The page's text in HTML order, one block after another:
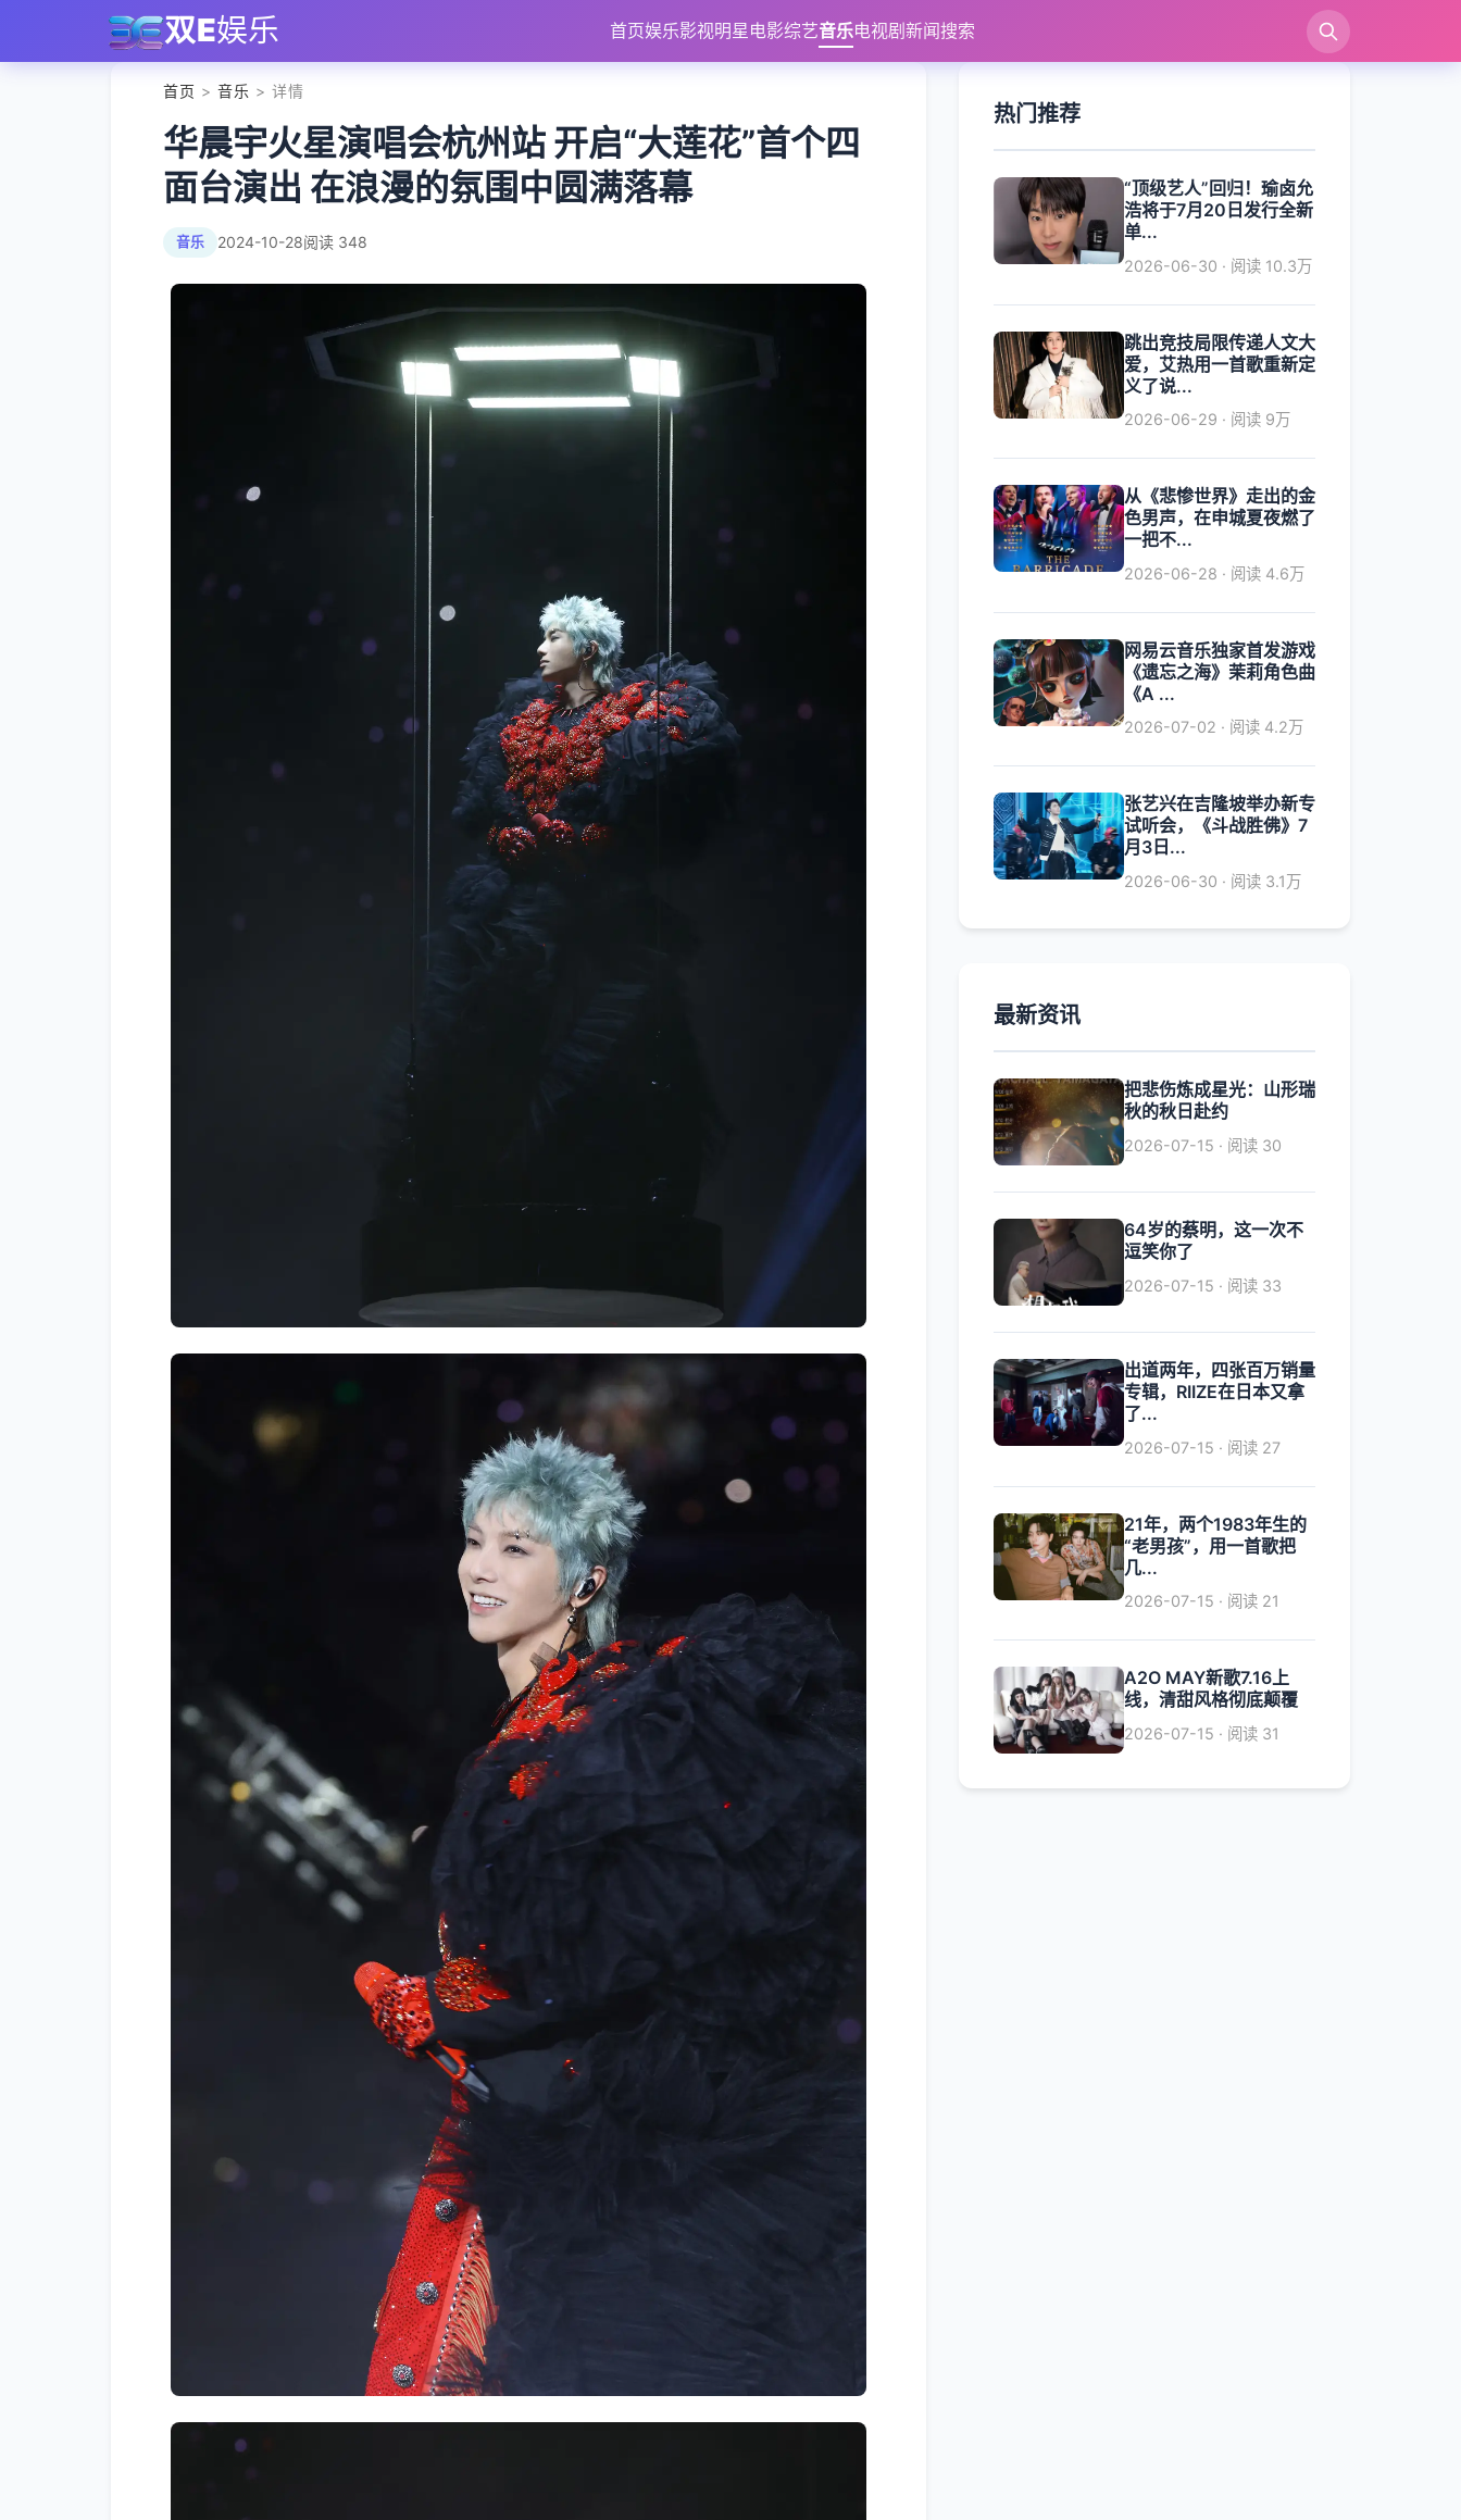
双E娱乐 首页娱乐影视明星 电影综艺音乐电视剧 新闻搜索
首页 > 音乐 > 详情
华晨宇火星演唱会杭州站 开启“大莲花”首个四
面台演出 在浪漫的氛围中圆满落幕
音乐 2024-10-28阅读 348
热门推荐
“顶级艺人”回归！瑜卤允
浩将于7月20日发行全新
单...
2026-06-30 · 阅读 10.3万
跳出竞技局限传递人文大
爱，艾热用一首歌重新定
义了说...
2026-06-29 · 阅读 9万
从《悲惨世界》走出的金
色男声，在申城夏夜燃了
一把不...
2026-06-28 · 阅读 4.6万
网易云音乐独家首发游戏
《遗忘之海》茉莉角色曲
《A ...
2026-07-02 · 阅读 4.2万
张艺兴在吉隆坡举办新专
试听会，《斗战胜佛》7
月3日...
2026-06-30 · 阅读 3.1万
最新资讯
把悲伤炼成星光：山形瑞
秋的秋日赴约
2026-07-15 · 阅读 30
64岁的蔡明，这一次不
逗笑你了
2026-07-15 · 阅读 33
出道两年，四张百万销量
专辑，RIIZE在日本又拿
了...
2026-07-15 · 阅读 27
21年，两个1983年生的
“老男孩”，用一首歌把
几...
2026-07-15 · 阅读 21
A2O MAY新歌7.16上
线，清甜风格彻底颠覆
2026-07-15 · 阅读 31